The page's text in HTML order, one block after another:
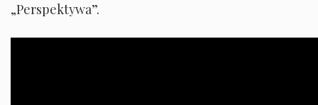
„Perspektywa”.